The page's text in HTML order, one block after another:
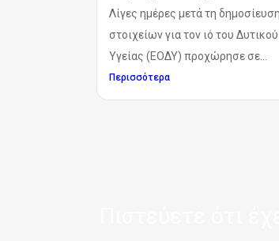
Λίγες ημέρες μετά τη
στοιχείων για τον ιό του
Υγείας (ΕΟΔΥ) προχώρησε σε...
Περισσότερα